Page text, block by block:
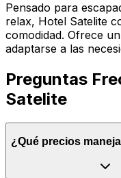
Pensado para
relax, Hotel Satelite
comodidad. Ofrece
adaptarse a las
Preguntas
Satelite
¿Qué precios